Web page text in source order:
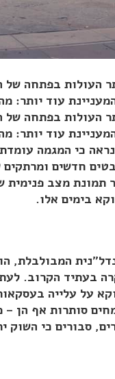
העולות בפתחה
עוד יותר:
העולות בפתחה
עוד יותר:
כי המגמה
חדשים
תמונת מצב
בימים אלו.
המבולבלת,
בעתיד הקרוב.
על עלייה
סותרות אף הן –